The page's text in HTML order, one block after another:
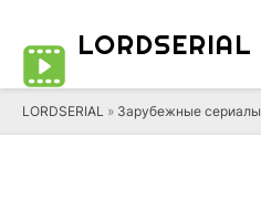
LORDSERIAL
LORDSERIAL » Зарубежные сериалы